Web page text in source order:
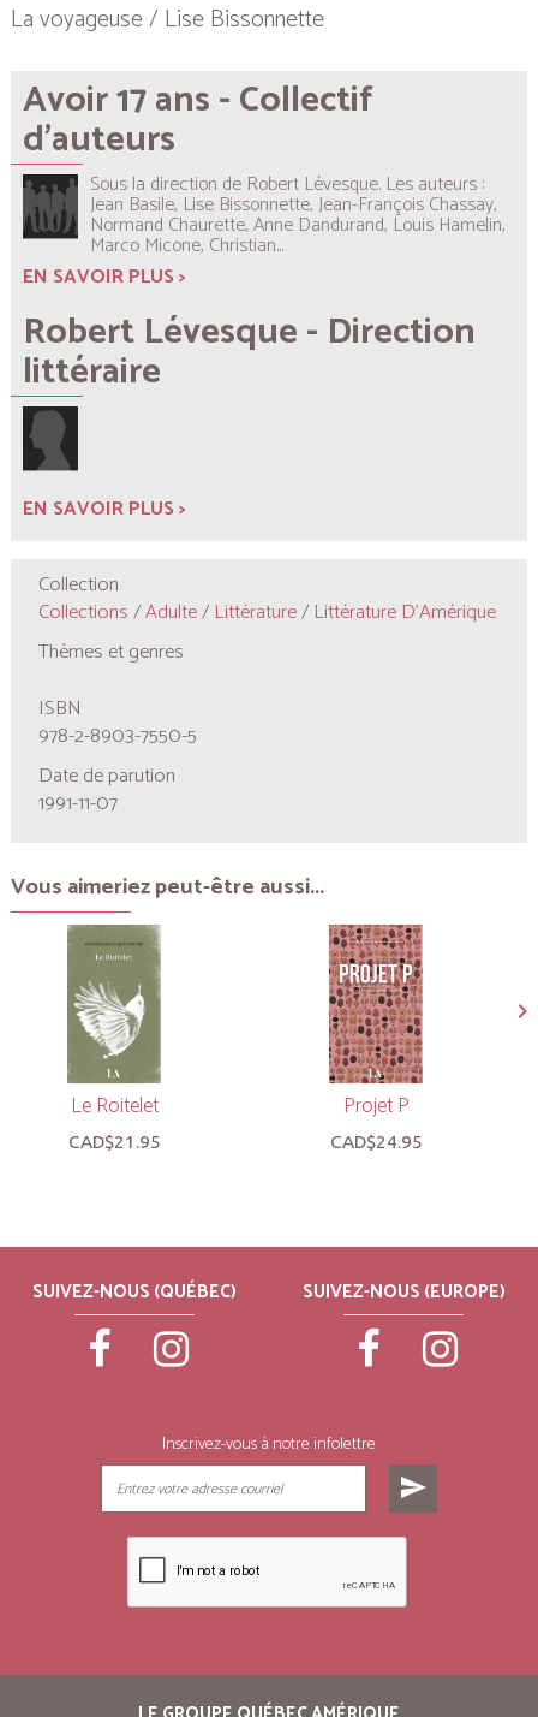
La voyageuse / Lise Bissonnette
Avoir 17 ans - Collectif
d'auteurs
Sous la direction de Robert Lévesque. Les auteurs :
Jean Basile, Lise Bissonnette, Jean-François Chassay,
Normand Chaurette, Anne Dandurand, Louis Hamelin,
Marco Micone, Christian...
EN SAVOIR PLUS >
Robert Lévesque - Direction
littéraire
EN SAVOIR PLUS >
Collection
Collections/Adulte/ Littérature/ Littérature D'Amérique
Thèmes et genres
ISBN
978-2-8903-7550-5
Date de parution
1991-11-07
Vous aimeriez peut-être aussi...
Le Roitelet
CAD$21.95
Projet P
CAD$24.95
SUIVEZ-NOUS (QUÉBEC) SUIVEZ-NOUS (EUROPE)
Inscrivez-vous à notre infolettre
send